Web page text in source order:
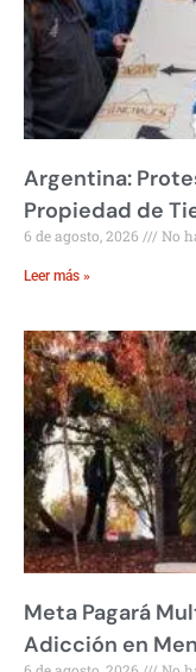
Argentina:
Propiedad de
6 de agosto, 2026 No
Leer más »
Meta Pagará
Adicción en